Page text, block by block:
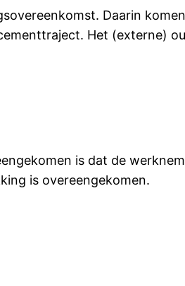
Daarin
Het (externe)
is dat de
is overeengekomen.